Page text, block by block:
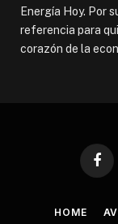
Energía Hoy. Por
referencia para
corazón de la
HOME